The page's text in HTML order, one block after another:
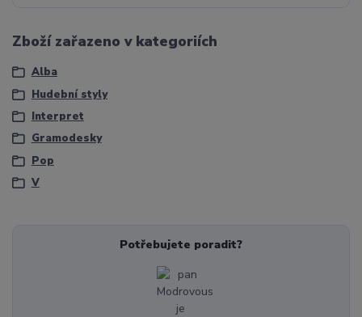
Zboží zařazeno v kategoriích
Alba
Hudební styly
Interpret
Gramodesky
Pop
V
Potřebujete poradit?